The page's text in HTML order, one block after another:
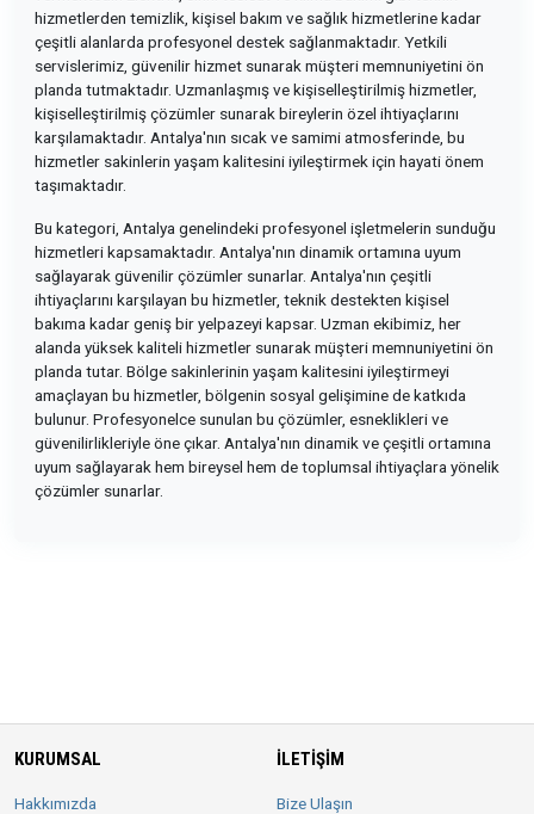
hizmetlerden temizlik, kişisel bakım ve sağlık hizmetlerine kadar
çeşitli alanlarda profesyonel destek sağlanmaktadır. Yetkili
servislerimiz, güvenilir hizmet sunarak müşteri memnuniyetini ön
planda tutmaktadır. Uzmanlaşmış ve kişiselleştirilmiş hizmetler,
kişiselleştirilmiş çözümler sunarak bireylerin özel ihtiyaçlarını
karşılamaktadır. Antalya'nın sıcak ve samimi atmosferinde, bu
hizmetler sakinlerin yaşam kalitesini iyileştirmek için hayati önem
taşımaktadır.
Bu kategori, Antalya genelindeki profesyonel işletmelerin sunduğu
hizmetleri kapsamaktadır. Antalya'nın dinamik ortamına uyum
sağlayarak güvenilir çözümler sunarlar. Antalya'nın çeşitli
ihtiyaçlarını karşılayan bu hizmetler, teknik destekten kişisel
bakıma kadar geniş bir yelpazeyi kapsar. Uzman ekibimiz, her
alanda yüksek kaliteli hizmetler sunarak müşteri memnuniyetini ön
planda tutar. Bölge sakinlerinin yaşam kalitesini iyileştirmeyi
amaçlayan bu hizmetler, bölgenin sosyal gelişimine de katkıda
bulunur. Profesyonelce sunulan bu çözümler, esneklikleri ve
güvenilirlikleriyle öne çıkar. Antalya'nın dinamik ve çeşitli ortamına
uyum sağlayarak hem bireysel hem de toplumsal ihtiyaçlara yönelik
çözümler sunarlar.
KURUMSAL
Hakkımızda
İLETIŞIM
Bize Ulaşın